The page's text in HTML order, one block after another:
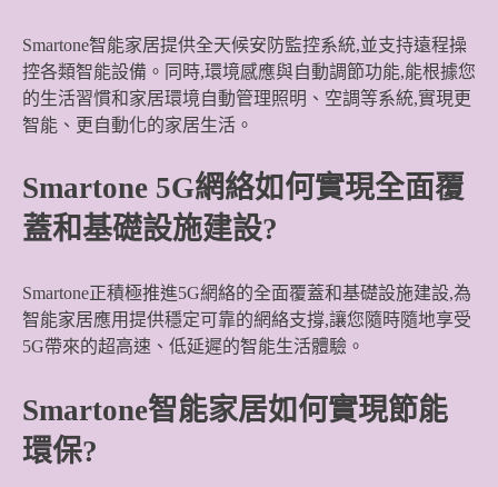
Smartone智能家居提供全天候安防監控系統,並支持遠程操
控各類智能設備。同時,環境感應與自動調節功能,能根據您
的生活習慣和家居環境自動管理照明、空調等系統,實現更
智能、更自動化的家居生活。
Smartone 5G網絡如何實現全面覆
蓋和基礎設施建設?
Smartone正積極推進5G網絡的全面覆蓋和基礎設施建設,為
智能家居應用提供穩定可靠的網絡支撐,讓您隨時隨地享受
5G帶來的超高速、低延遲的智能生活體驗。
Smartone智能家居如何實現節能
環保?